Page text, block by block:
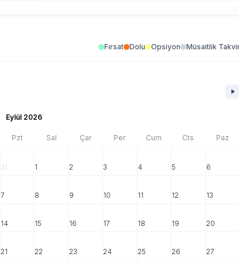
Fırsat Dolu Opsiyon Müsaitlik
Eylül 2026
Pzt Sal Çar Per Cum Cts Paz
31 1 2 3 4 5 6
7 8 9 10 11 12 13
14 15 16 17 18 19 20
21 22 23 24 25 26 27